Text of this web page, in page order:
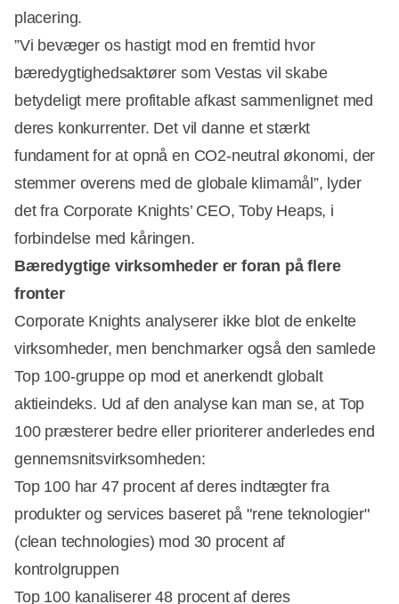
placering.
”Vi bevæger os hastigt mod en fremtid hvor
bæredygtighedsaktører som Vestas vil skabe
betydeligt mere profitable afkast sammenlignet med
deres konkurrenter. Det vil danne et stærkt
fundament for at opnå en CO2-neutral økonomi, der
stemmer overens med de globale klimamål”, lyder
det fra Corporate Knights’ CEO, Toby Heaps, i
forbindelse med kåringen.
Bæredygtige virksomheder er foran på flere
fronter
Corporate Knights analyserer ikke blot de enkelte
virksomheder, men benchmarker også den samlede
Top 100-gruppe op mod et anerkendt globalt
aktieindeks. Ud af den analyse kan man se, at Top
100 præsterer bedre eller prioriterer anderledes end
gennemsnitsvirksomheden:
Top 100 har 47 procent af deres indtægter fra
produkter og services baseret på "rene teknologier"
(clean technologies) mod 30 procent af
kontrolgruppen
Top 100 kanaliserer 48 procent af deres